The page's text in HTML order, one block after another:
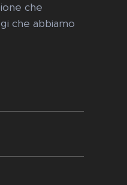
che
che abbiamo